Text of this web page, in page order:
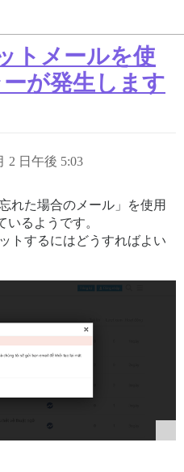
トメールを使
が発生します
2 日午後 5:03
れた場合のメール」を使用
いるようです。
トするにはどうすればよい